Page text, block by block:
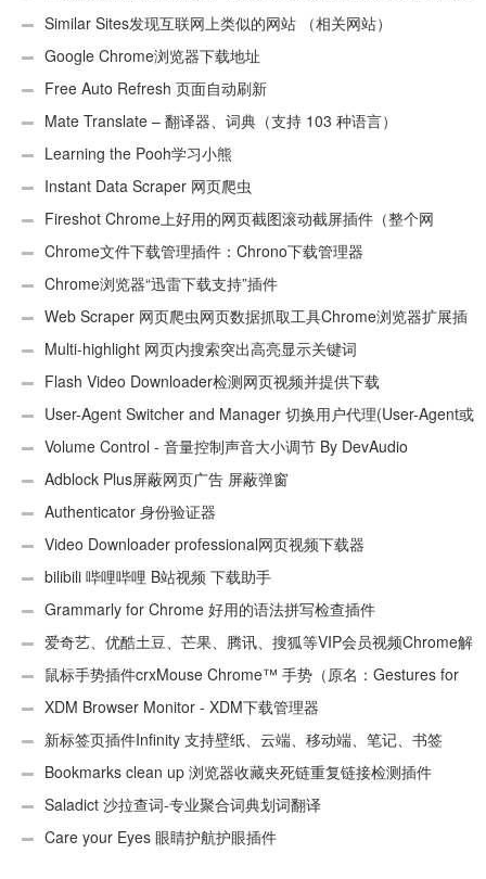
插件Similar Sites发现互联网上类似的网站 （相关网站）
Google Chrome浏览器下载地址
Free Auto Refresh 页面自动刷新
Mate Translate – 翻译器、词典（支持 103 种语言）
Learning the Pooh学习小熊
Instant Data Scraper 网页爬虫
Fireshot Chrome上好用的网页截图滚动截屏插件（整个网
页）Chrome文件下载管理插件：Chrono下载管理器
Chrome浏览器“迅雷下载支持”插件
Web Scraper 网页爬虫网页数据抓取工具Chrome浏览器扩展插
件 Multi-highlight 网页内搜索突出高亮显示关键词
Flash Video Downloader检测网页视频并提供下载
User-Agent Switcher and Manager 切换用户代理(User-Agent或
UA)Volume Control - 音量控制声音大小调节 By DevAudio
Adblock Plus屏蔽网页广告 屏蔽弹窗
Authenticator 身份验证器
Video Downloader professional网页视频下载器
bilibili 哔哩哔哩 B站视频 下载助手
Grammarly for Chrome 好用的语法拼写检查插件
爱奇艺、优酷土豆、芒果、腾讯、搜狐等VIP会员视频Chrome解
析工具鼠标手势插件crxMouse Chrome™ 手势（原名：Gestures for
Chrome(TM)汉化版）
XDM Browser Monitor - XDM下载管理器
新标签页插件Infinity 支持壁纸、云端、移动端、笔记、书签
Bookmarks clean up 浏览器收藏夹死链重复链接检测插件
Saladict 沙拉查词-专业聚合词典划词翻译
Care your Eyes 眼睛护航护眼插件